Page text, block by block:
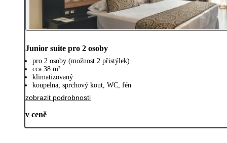
Junior suite pro 2 osoby
pro 2 osoby (možnost 2 přistýlek)
cca 38 m²
klimatizovaný
koupelna, sprchový kout, WC, fén
zobrazit podrobnosti
v ceně